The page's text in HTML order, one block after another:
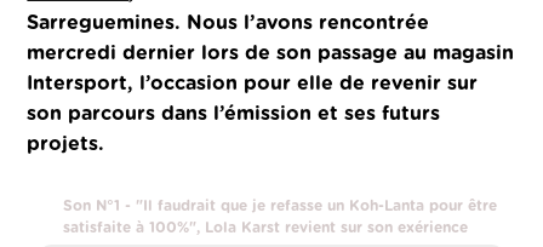
Sarreguemines. Nous l’avons rencontrée
mercredi dernier lors de son passage au magasin
Intersport, l’occasion pour elle de revenir sur
son parcours dans l’émission et ses futurs
projets.
Son N°1 - "Il faudrait que je refasse un Koh-Lanta pour être
satisfaite à 100%", Lola Karst revient sur son exérience